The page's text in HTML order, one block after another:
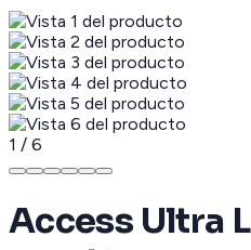
1 / 6
Access Ultra